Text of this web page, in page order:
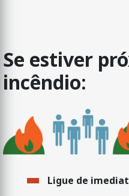
Se estiver
incêndio:
Ligue de